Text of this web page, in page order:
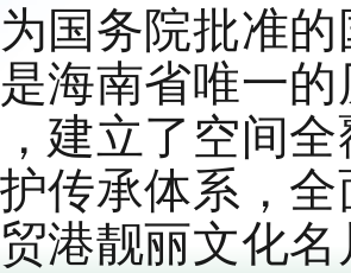
国务院批准
海南省唯一
建立了空间
传承体系，
港靓丽文化